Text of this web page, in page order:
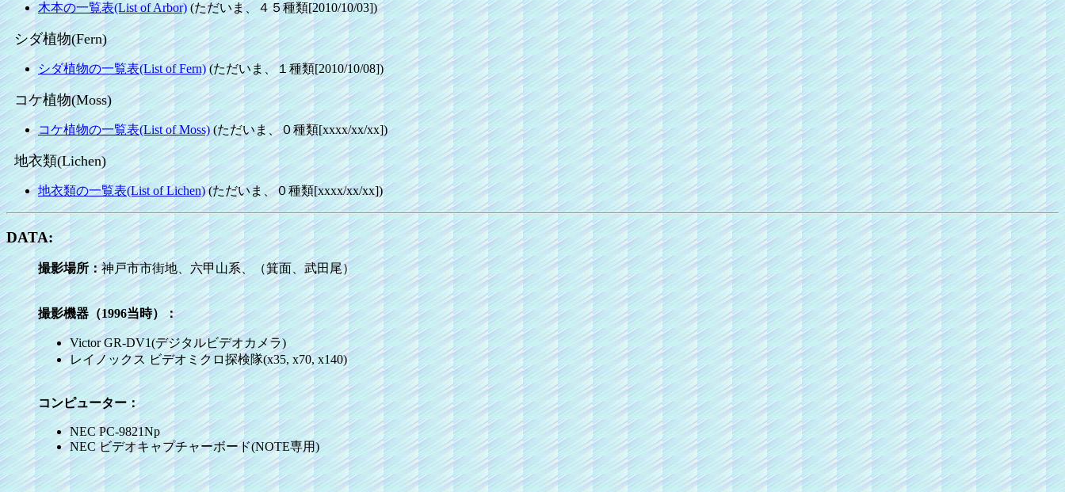
木本の一覧表(List of Arbor) (ただいま、４５種類[2010/10/03])
シダ植物(Fern)
シダ植物の一覧表(List of Fern)(ただいま、１種類[2010/10/08])
コケ植物(Moss)
コケ植物の一覧表(List of Moss)(ただいま、０種類[xxxx/xx/xx])
地衣類(Lichen)
地衣類の一覧表(List of Lichen)(ただいま、０種類[xxxx/xx/xx])
DATA:
撮影場所：神戸市市街地、六甲山系、（箕面、武田尾）
撮影機器（1996当時）：
Victor GR-DV1(デジタルビデオカメラ)
レイノックス ビデオミクロ探検隊(x35, x70, x140)
コンピューター：
NEC PC-9821Np
NEC ビデオキャプチャーボード(NOTE専用)